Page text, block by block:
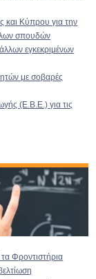
και Κύπρου για την
σπουδών
εγκεκριμένων
με σοβαρές
(Ε.Β.Ε.) για τις
Φροντιστήρια